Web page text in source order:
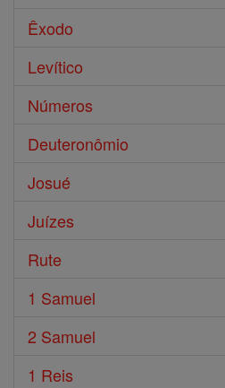
Êxodo
Levítico
Números
Deuteronômio
Josué
Juízes
Rute
1 Samuel
2 Samuel
1 Reis